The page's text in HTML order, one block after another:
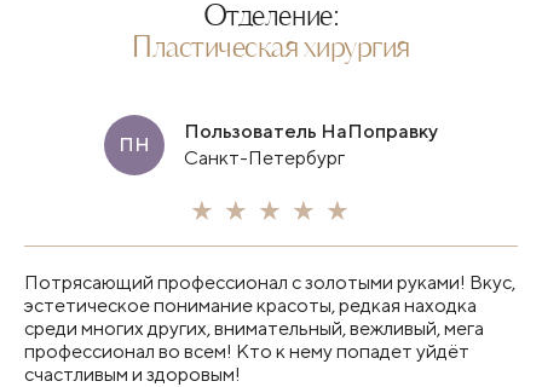
Отделение:
Пластическая хирургия
ПН
Пользователь НаПоправку
Санкт-Петербург
Потрясающий профессионал с золотыми руками! Вкус,
эстетическое понимание красоты, редкая находка
среди многих других, внимательный, вежливый, мега
профессионал во всем! Кто к нему попадет уйдёт
счастливым и здоровым!